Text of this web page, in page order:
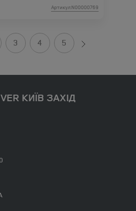
Артикул:N00000769
3 4 5
КИЇВ ЗАХІД